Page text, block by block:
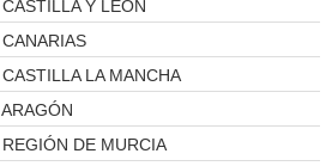
CASTILLA Y LEÓN
CANARIAS
CASTILLA LA MANCHA
ARAGÓN
REGIÓN DE MURCIA